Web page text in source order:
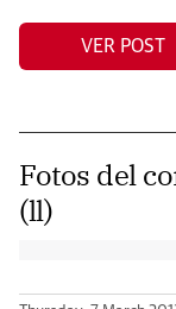
VER POST
Fotos del
(ll)